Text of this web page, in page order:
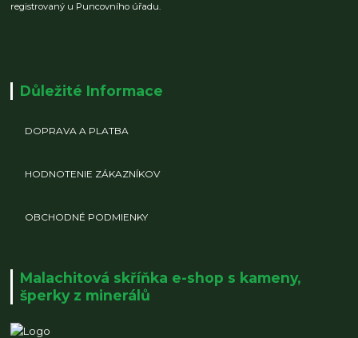
registrovaný u Puncovního úřadu.
Důležité Informace
DOPRAVA A PLATBA
HODNOTENIE ZÁKAZNÍKOV
OBCHODNÉ PODMIENKY
Malachitová skříňka e-shop s kameny,
šperky z minerálů